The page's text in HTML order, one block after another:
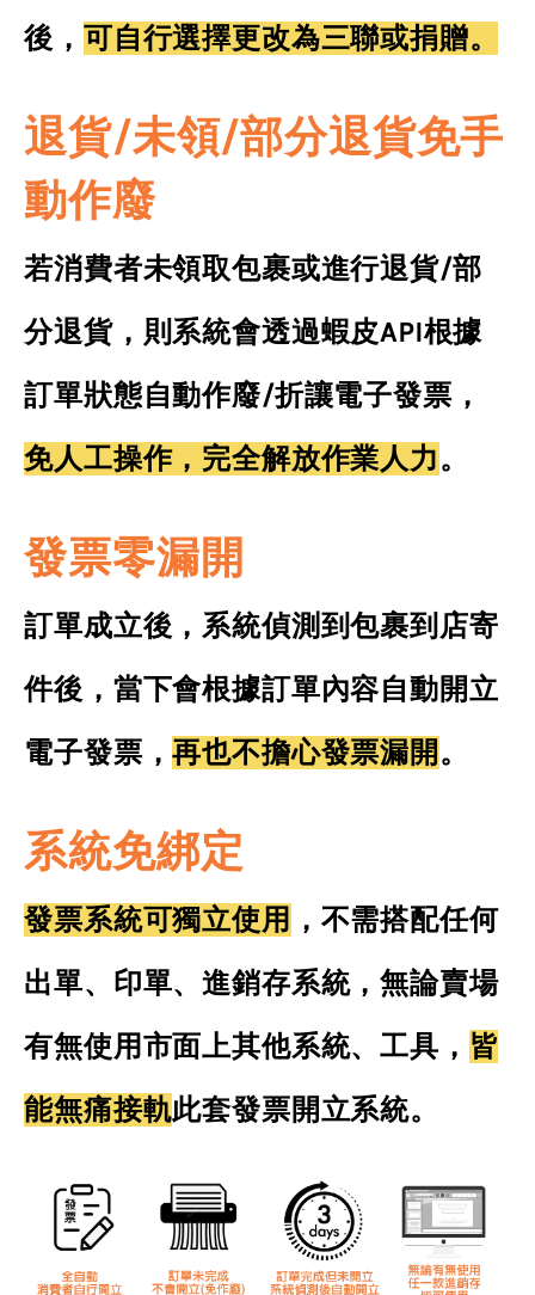
後 ，可自行選擇更改為三聯或捐贈。
退貨/未領/部分退貨免手
動作廢
若消費者未領取包裹或進行退貨/部
分退貨，則系統會透過蝦皮API根據
訂單狀態自動作廢/折讓電子發票，
免人工操作，完全解放作業人力。
發票零漏開
訂單成立後，系統偵測到包裹到店寄
件後，當下會根據訂單內容自動開立
電子發票，再也不擔心發票漏開 。
系統免綁定
發票系統可獨立使用 ，不需搭配任何
出單、印單、進銷存系統，無論賣場
有無使用市面上其他系統、工具， 皆
能無痛接軌此套發票開立系統。